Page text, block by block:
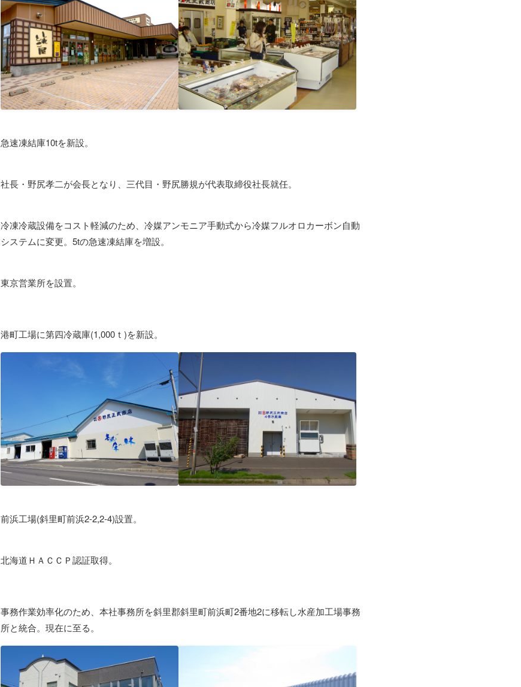
急速凍結庫10tを新設。
社長・野尻孝二が会長となり、三代目・野尻勝規が代表取締役社長就任。
冷凍冷蔵設備をコスト軽減のため、冷媒アンモニア手動式から冷媒フルオロカーボン自動
システムに変更。5tの急速凍結庫を増設。
東京営業所を設置。
港町工場に第四冷蔵庫(1,000ｔ)を新設。
前浜工場(斜里町前浜2-2,2-4)設置。
北海道ＨＡＣＣＰ認証取得。
事務作業効率化のため、本社事務所を斜里郡斜里町前浜町2番地2に移転し水産加工場事務
所と統合。現在に至る。